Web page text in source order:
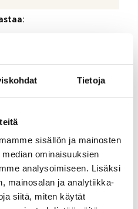
Tietoja
sisällön ja mainosten
ominaisuuksien
analysoimiseen. Lisäksi
mainosalan ja analytiikka-
siitä, miten käytät